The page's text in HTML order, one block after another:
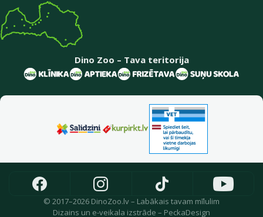
Dino Zoo – Tava teritorija
© 2017–2026 DinoZoo.lv – Labākais tavam mīlulim
Dizains un e-veikala izstrāde – PeckaDesign